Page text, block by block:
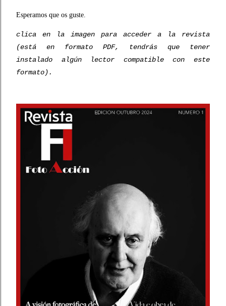
Esperamos que os guste.
clica en la imagen para acceder a la revista
(está en formato PDF, tendrás que tener
instalado algún lector compatible con este
formato).